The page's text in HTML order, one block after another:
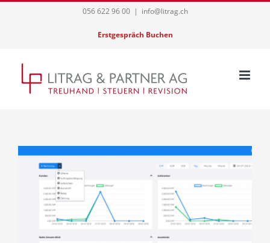
056 622 96 00 | info@litrag.ch
Erstgespräch Buchen